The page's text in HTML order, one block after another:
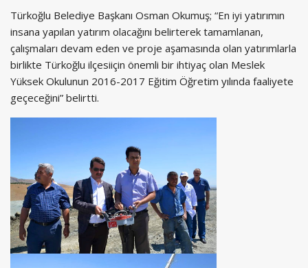
Türkoğlu Belediye Başkanı Osman Okumuş; “En iyi yatırımın
insana yapılan yatırım olacağını belirterek tamamlanan,
çalışmaları devam eden ve proje aşamasında olan yatırımlarla
birlikte Türkoğlu ilçesiiçin önemli bir ihtiyaç olan Meslek
Yüksek Okulunun 2016-2017 Eğitim Öğretim yılında faaliyete
geçeceğini” belirtti.